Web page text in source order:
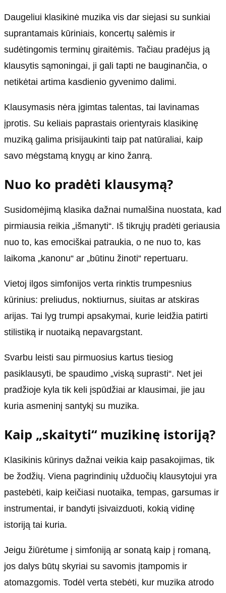
Daugeliui klasikinė muzika vis dar siejasi su sunkiai
suprantamais kūriniais, koncertų salėmis ir
sudėtingomis terminų giraitėmis. Tačiau pradėjus ją
klausytis sąmoningai, ji gali tapti ne bauginančia, o
netikėtai artima kasdienio gyvenimo dalimi.
Klausymasis nėra įgimtas talentas, tai lavinamas
įprotis. Su keliais paprastais orientyrais klasikinę
muziką galima prisijaukinti taip pat natūraliai, kaip
savo mėgstamą knygų ar kino žanrą.
Nuo ko pradėti klausymą?
Susidomėjimą klasika dažnai numalšina nuostata, kad
pirmiausia reikia „išmanyti“. Iš tikrųjų pradėti geriausia
nuo to, kas emociškai patraukia, o ne nuo to, kas
laikoma „kanonu“ ar „būtinu žinoti“ repertuaru.
Vietoj ilgos simfonijos verta rinktis trumpesnius
kūrinius: preliudus, noktiurnus, siuitas ar atskiras
arijas. Tai lyg trumpi apsakymai, kurie leidžia patirti
stilistiką ir nuotaiką nepavargstant.
Svarbu leisti sau pirmuosius kartus tiesiog
pasiklausyti, be spaudimo „viską suprasti“. Net jei
pradžioje kyla tik keli įspūdžiai ar klausimai, jie jau
kuria asmeninį santykį su muzika.
Kaip „skaityti“ muzikinę istoriją?
Klasikinis kūrinys dažnai veikia kaip pasakojimas, tik
be žodžių. Viena pagrindinių užduočių klausytojui yra
pastebėti, kaip keičiasi nuotaika, tempas, garsumas ir
instrumentai, ir bandyti įsivaizduoti, kokią vidinę
istoriją tai kuria.
Jeigu žiūrėtume į simfoniją ar sonatą kaip į romaną,
jos dalys būtų skyriai su savomis įtampomis ir
atomazgomis. Todėl verta stebėti, kur muzika atrodo